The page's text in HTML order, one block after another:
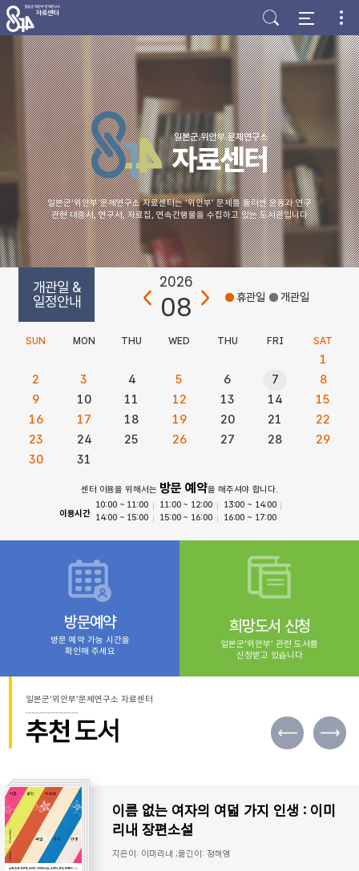
주
메
뉴
바
로
가
기
본
문
바
로
가
기
하
단
바
로
가
기
일본군‘위안부’문제연구소 자료센터는 ‘위안부’ 문제를 둘러싼 운동과 연구
관련 대중서, 연구서, 자료집, 연속간행물을 수집하고 있는 도서관입니다
방문예약
방문 예약 가능 시간을
확인해 주세요
희망도서 신청
일본군‘위안부’ 관련 도서를
신청받고 있습니다
개관일 &
일정안내
2026
08 휴관일 개관일
SUN MON THU WED THU FRI SAT
1
2
3 4 5 6 7
8
9
10 11 12 13 14
15
16
17 18 19 20 21
22
23
24 25 26 27 28
29
30
31
센터 이용을 위해서는 방문 예약을 해주셔야 합니다.
이용시간
10:00 ~ 11:00 11:00 ~ 12:00
13:00 ~ 14:00
14:00 ~ 15:00
15:00 ~ 16:00 16:00 ~ 17:00
일본군‘위안부’문제연구소 자료센터
추천도서
이름 없는 여자의 여덟 가지 인생 : 이미
리내 장편소설
지은이: 이미리내 ;옮긴이: 정해영